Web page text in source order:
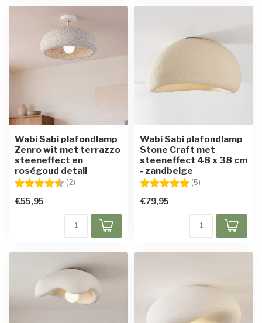
Wabi Sabi plafondlamp
Zenro wit met terrazzo
steeneffect en
roségoud detail
Beoordeling: (2)
€55,95
Wabi Sabi plafondlamp
Stone Craft met
steeneffect 48 x 38 cm
- zandbeige
Beoordeling: (5)
€79,95